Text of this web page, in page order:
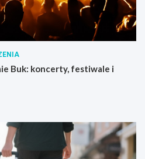
Buk: koncerty, festiwale i